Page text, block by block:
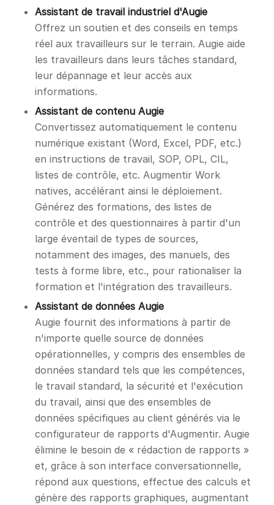
Assistant de travail industriel d'Augie
Offrez un soutien et des conseils en temps
réel aux travailleurs sur le terrain. Augie aide
les travailleurs dans leurs tâches standard,
leur dépannage et leur accès aux
informations.
Assistant de contenu Augie
Convertissez automatiquement le contenu
numérique existant (Word, Excel, PDF, etc.)
en instructions de travail, SOP, OPL, CIL,
listes de contrôle, etc. Augmentir Work
natives, accélérant ainsi le déploiement.
Générez des formations, des listes de
contrôle et des questionnaires à partir d'un
large éventail de types de sources,
notamment des images, des manuels, des
tests à forme libre, etc., pour rationaliser la
formation et l'intégration des travailleurs.
Assistant de données Augie
Augie fournit des informations à partir de
n'importe quelle source de données
opérationnelles, y compris des ensembles de
données standard tels que les compétences,
le travail standard, la sécurité et l'exécution
du travail, ainsi que des ensembles de
données spécifiques au client générés via le
configurateur de rapports d'Augmentir. Augie
élimine le besoin de « rédaction de rapports »
et, grâce à son interface conversationnelle,
répond aux questions, effectue des calculs et
génère des rapports graphiques, augmentant